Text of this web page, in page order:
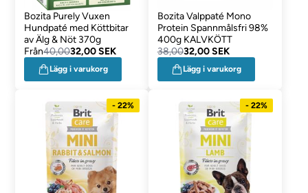
Bozita Purely Vuxen
Hundpaté med Köttbitar
av Älg & Nöt 370g
Från40,0032,00 SEK
Lägg i varukorg
Bozita Valppaté Mono
Protein Spannmålsfri 98%
400g KALVKÖTT
38,0032,00 SEK
Lägg i varukorg
- 22% - 22%